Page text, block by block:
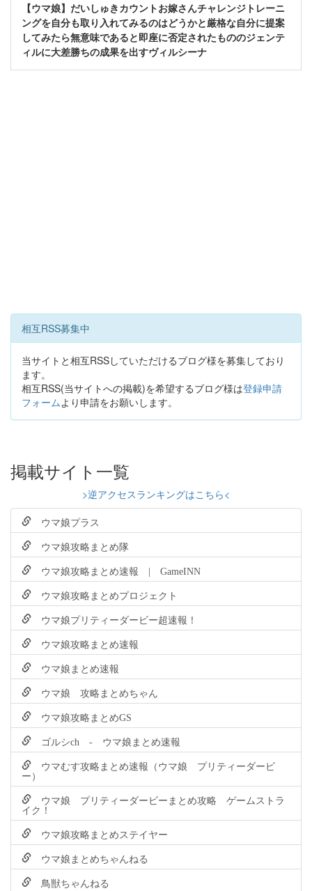
【ウマ娘】だいしゅきカウントお嫁さんチャレンジトレーニ
ングを自分も取り入れてみるのはどうかと厳格な自分に提案
してみたら無意味であると即座に否定されたもののジェンテ
ィルに大差勝ちの成果を出すヴィルシーナ
相互RSS募集中
当サイトと相互RSSしていただけるブログ様を募集しており
ます。
相互RSS(当サイトへの掲載)を希望するブログ様は登録申請
フォームより申請をお願いします。
掲載サイト一覧
>逆アクセスランキングはこちら<
ウマ娘プラス
ウマ娘攻略まとめ隊
ウマ娘攻略まとめ速報 | GameINN
ウマ娘攻略まとめプロジェクト
ウマ娘プリティーダービー超速報！
ウマ娘攻略まとめ速報
ウマ娘まとめ速報
ウマ娘 攻略まとめちゃん
ウマ娘攻略まとめGS
ゴルシch - ウマ娘まとめ速報
ウマむす攻略まとめ速報（ウマ娘 プリティーダービ
ー）
ウマ娘 プリティーダービーまとめ攻略 ゲームストラ
イク！
ウマ娘攻略まとめステイヤー
ウマ娘まとめちゃんねる
鳥獣ちゃんねる